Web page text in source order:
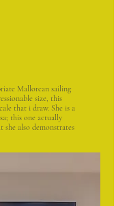
Mallorcan sailing
size, this
that i draw. She is a
this one actually
also demonstrates